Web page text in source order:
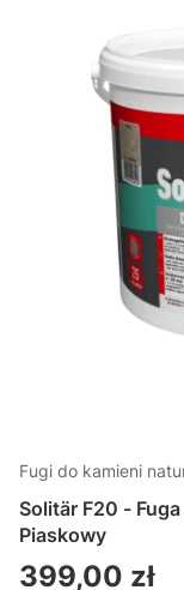
Fugi do kamieni
Solitär F20 -
Piaskowy
Cena
399,00 zł